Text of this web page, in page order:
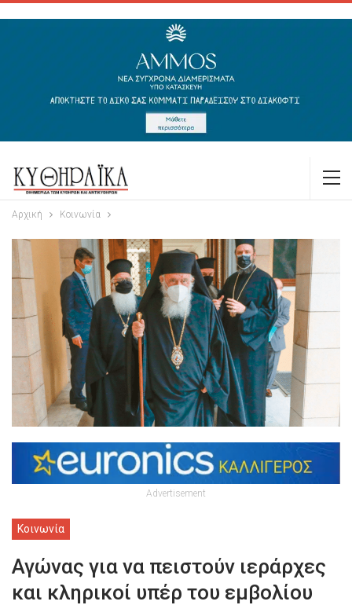
Αρχική Κοινωνία
Advertisement
Κοινωνία
Αγώνας για να πειστούν ιεράρχες
και κληρικοί υπέρ του εμβολίου